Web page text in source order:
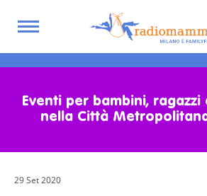
content
Toggle
Eventi per bambini,
nella Città
29 Set 2020